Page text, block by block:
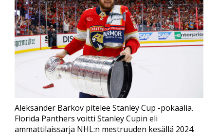
Aleksander Barkov pitelee Stanley Cup -pokaalia.
Florida Panthers voitti Stanley Cupin eli
ammattilaissarja NHL:n mestruuden kesällä 2024.